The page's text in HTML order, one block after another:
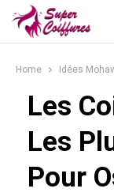
Home Idées
Les
Les
Pour